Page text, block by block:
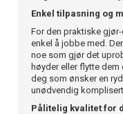
Enkel tilpasning og
For den praktiske
enkel å jobbe med.
noe som gjør det
høyder eller flytte
deg som ønsker en
unødvendig
Pålitelig kvalitet for